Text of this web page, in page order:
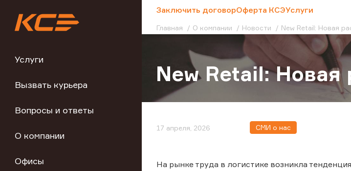
Услуги
Вызвать курьера
Вопросы и ответы
О компании
Офисы
Заключить договорОферта КСЭУслуги
Главная О компании Новости New Retail: Новая
New Retail: Новая
17 апреля, 2026 СМИ о нас
На рынке труда в логистике возникла